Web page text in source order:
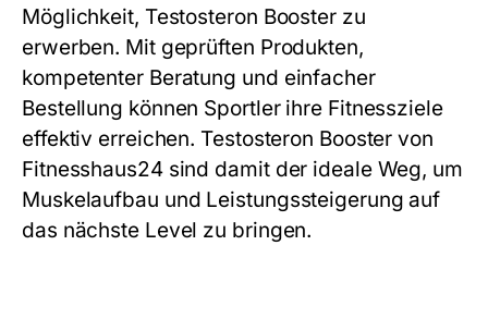
Möglichkeit, Testosteron Booster zu
erwerben. Mit geprüften Produkten,
kompetenter Beratung und einfacher
Bestellung können Sportler ihre Fitnessziele
effektiv erreichen. Testosteron Booster von
Fitnesshaus24 sind damit der ideale Weg, um
Muskelaufbau und Leistungssteigerung auf
das nächste Level zu bringen.